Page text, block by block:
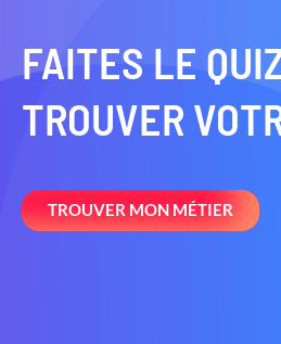
FAITES LE
TROUVER
TROUVER MON MÉTIER